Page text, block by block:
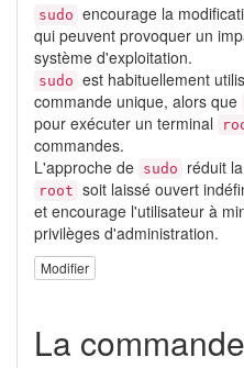
sudo encourage la
qui peuvent provoquer un
système d'exploitation.
sudo est habituellement
commande unique, alors que
pour exécuter un terminal
commandes.
L'approche de sudo réduit
root soit laissé ouvert
et encourage l'utilisateur à
privilèges d'administration.
Modifier
La